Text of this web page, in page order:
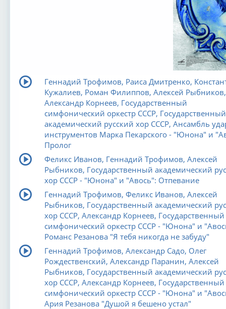
Геннадий Трофимов, Раиса Дмитренко,
Кужалиев, Роман Филиппов, Алексей Рыбников,
Александр Корнеев, Государственный
симфонический оркестр СССР, Государственный
академический русский хор СССР, Ансамбль
инструментов Марка Пекарского - "Юнона" и
Пролог
Феликс Иванов, Геннадий Трофимов, Алексей
Рыбников, Государственный академический
хор СССР - "Юнона" и "Авось": Отпевание
Геннадий Трофимов, Феликс Иванов, Алексей
Рыбников, Государственный академический
хор СССР, Александр Корнеев, Государственный
симфонический оркестр СССР - "Юнона" и
Романс Резанова "Я тебя никогда не забуду"
Геннадий Трофимов, Александр Садо, Олег
Рождественский, Александр Паранин, Алексей
Рыбников, Государственный академический
хор СССР, Александр Корнеев, Государственный
симфонический оркестр СССР - "Юнона" и
Ария Резанова "Душой я бешено устал"